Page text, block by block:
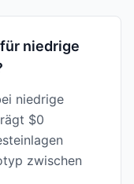
niedrige
niedrige
$0
zwischen